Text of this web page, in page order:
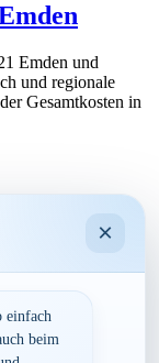
Emden und
und regionale
Gesamtkosten in
×
einfach
beim